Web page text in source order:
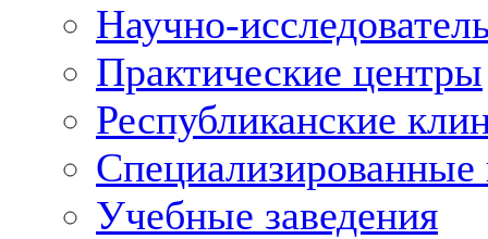
Научно-
Практические центры
Республиканские
Учебные заведения